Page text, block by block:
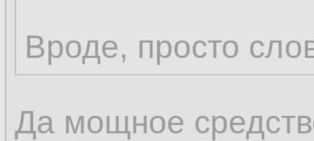
Вроде, просто
Да мощное